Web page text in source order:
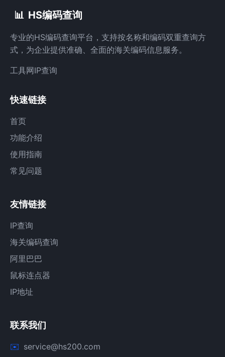
📊 HS编码查询
专业的HS编码查询平台，支持按名称和编码双重查询方
式，为企业提供准确、全面的海关编码信息服务。
工具网IP查询
快速链接
首页
功能介绍
使用指南
常见问题
友情链接
IP查询
海关编码查询
阿里巴巴
鼠标连点器
IP地址
联系我们
service@hs200.com